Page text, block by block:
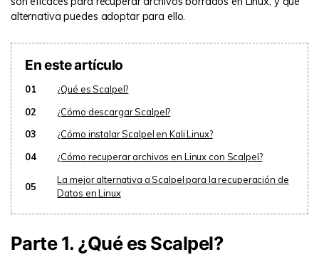
alternativa puedes adoptar para ello.
En este artículo
01
¿Qué es Scalpel?
02
¿Cómo descargar Scalpel?
03
¿Cómo instalar Scalpel en Kali Linux?
04
¿Cómo recuperar archivos en Linux con Scalpel?
05
La mejor alternativa a Scalpel para la recuperación de
Datos en Linux
Parte 1. ¿Qué es Scalpel?